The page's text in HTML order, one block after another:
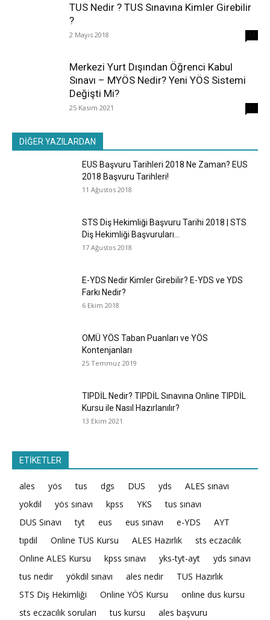
TUS Nedir ? TUS Sınavına Kimler Girebilir
?
2 Mayıs 2018
Merkezi Yurt Dışından Öğrenci Kabul
Sınavı – MYÖS Nedir? Yeni YÖS Sistemi
Değişti Mi?
25 Kasım 2021
DİĞER YAZILARDAN
EUS Başvuru Tarihleri 2018 Ne Zaman? EUS
2018 Başvuru Tarihleri!
11 Ağustos 2018
STS Diş Hekimliği Başvuru Tarihi 2018 | STS
Diş Hekimliği Başvuruları...
17 Ağustos 2018
E-YDS Nedir Kimler Girebilir? E-YDS ve YDS
Farkı Nedir?
6 Ekim 2018
OMÜ YÖS Taban Puanları ve YÖS
Kontenjanları
25 Temmuz 2019
TIPDİL Nedir? TIPDİL Sınavına Online TIPDİL
Kursu ile Nasıl Hazırlanılır?
13 Ekim 2021
ETİKETLER
ales yös tus dgs DUS yds
ALES sınavı
yokdil
yös sınavı kpss YKS
tus sınavı
DUS Sınavı
tyt eus eus sınavı e-YDS
AYT
tıpdil
Online TUS Kursu ALES Hazırlık
sts eczacılık
Online ALES Kursu
kpss sınavı yks-tyt-ayt
yds sınavı
tus nedir
yökdil sınavı ales nedir
TUS Hazırlık
STS Diş Hekimliği
Online YÖS Kursu
online dus kursu
sts eczacılık soruları
tus kursu
ales başvuru